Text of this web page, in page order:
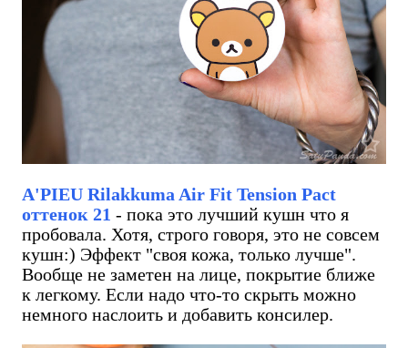
A'PIEU Rilakkuma Air Fit Tension Pact
оттенок 21 - пока это лучший кушн что я
пробовала. Хотя, строго говоря, это не совсем
кушн:) Эффект "своя кожа, только лучше".
Вообще не заметен на лице, покрытие ближе
к легкому. Если надо что-то скрыть можно
немного наслоить и добавить консилер.